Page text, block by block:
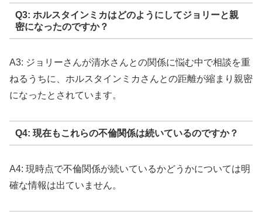
Q3: ホルスタインミカはどのようにしてジョリーと親
密になったのですか？
A3: ジョリーさんが清水さんとの関係に悩む中で相談を重
ねるうちに、ホルスタインミカさんとの距離が縮まり親密
になったとされています。
Q4: 現在もこれらの不倫関係は続いているのですか？
A4: 現時点で不倫関係が続いているかどうかについては明
確な情報は出ていません。